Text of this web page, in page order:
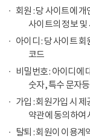
회원 : 당 사이트에
사이트의 정보 및
아이디 : 당 사이트
코드
비밀번호 : 아이디에
숫자, 특수 문자
가입 : 회원가입 시
약관에 동의하여
탈퇴 : 회원이 이용계